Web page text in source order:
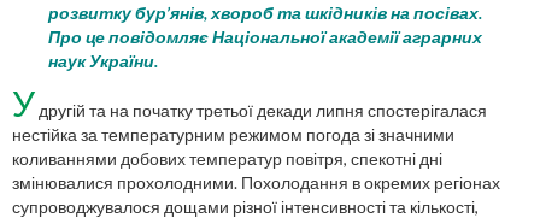
розвитку бур’янів, хвороб та шкідників на посівах.
Про це повідомляє Національної академії аграрних
наук України.
У другій та на початку третьої декади липня спостерігалася
нестійка за температурним режимом погода зі значними
коливаннями добових температур повітря, спекотні дні
змінювалися прохолодними. Похолодання в окремих регіонах
супроводжувалося дощами різної інтенсивності та кількості,